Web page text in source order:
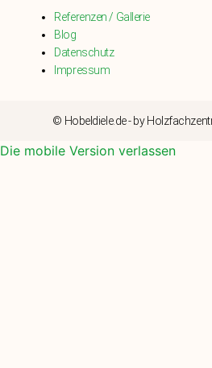
Referenzen / Gallerie
Blog
Datenschutz
Impressum
© Hobeldiele.de - by
Die mobile Version verlassen